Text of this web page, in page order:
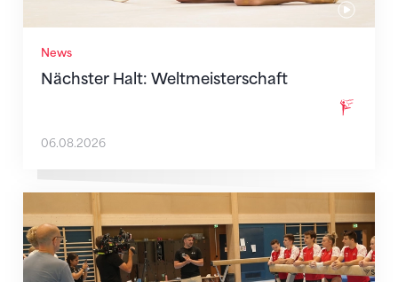
News
Nächster Halt: Weltmeisterschaft
06.08.2026
Mit klaren Zielen nach Zagreb